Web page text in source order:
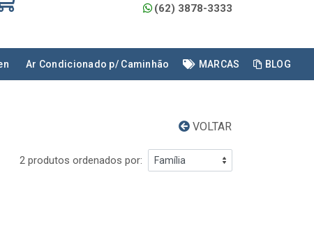
(62) 3878-3333
Ar Condicionado p/ Caminhão MARCAS BLOG
VOLTAR
2 produtos ordenados por: